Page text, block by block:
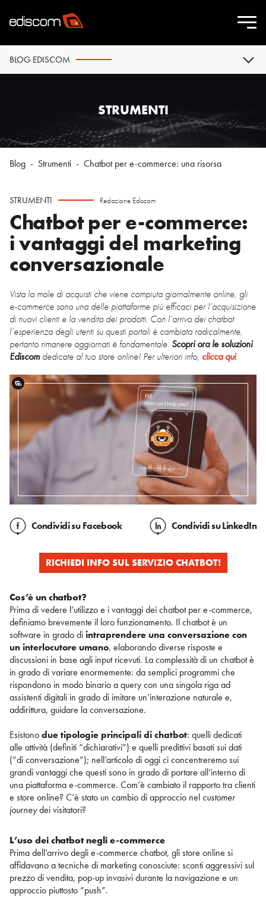
BLOG EDISCOM
STRUMENTI
Blog - Strumenti - Chatbot per e-commerce: una risorsa
STRUMENTI Redazione Ediscom
Chatbot per e-commerce:
i vantaggi del marketing
conversazionale
Vista la mole di acquisti che viene compiuta giornalmente online, gli
e-commerce sono una delle piattaforme più efficaci per l’acquisizione
di nuovi clienti e la vendita dei prodotti. Con l’arrivo dei chatbot
l’esperienza degli utenti su questi portali è cambiata radicalmente,
pertanto rimanere aggiornati è fondamentale. Scopri ora le soluzioni
Ediscom dedicate al tuo store online! Per ulteriori info, clicca qui.
Condividisu Facebook Condividisu LinkedIn
RICHIEDI INFO SUL SERVIZIO CHATBOT!
Cos’è un chatbot?
Prima di vedere l’utilizzo e i vantaggi dei chatbot per e-commerce,
definiamo brevemente il loro funzionamento. Il chatbot è un
software in grado di intraprendere una conversazione con
un interlocutore umano, elaborando diverse risposte e
discussioni in base agli input ricevuti. La complessità di un chatbot è
in grado di variare enormemente: da semplici programmi che
rispondono in modo binario a query con una singola riga ad
assistenti digitali in grado di imitare un’interazione naturale e,
addirittura, guidare la conversazione.
Esistonodue tipologie principali di chatbot: quelli dedicati
alle attività (definiti “dichiarativi”) e quelli predittivi basati sui dati
(“di conversazione”); nell’articolo di oggi ci concentreremo sui
grandi vantaggi che questi sono in grado di portare all’interno di
una piattaforma e-commerce. Com’è cambiato il rapporto tra clienti
e store online? C’è stato un cambio di approccio nel customer
journeydei visitatori?
L’uso dei chatbot negli e-commerce
Prima dell’arrivo degli e-commerce chatbot, gli store online si
affidavano a tecniche di marketing conosciute: sconti aggressivi sul
prezzo di vendita, pop-up invasivi durante la navigazione e un
approccio piuttosto “push”.